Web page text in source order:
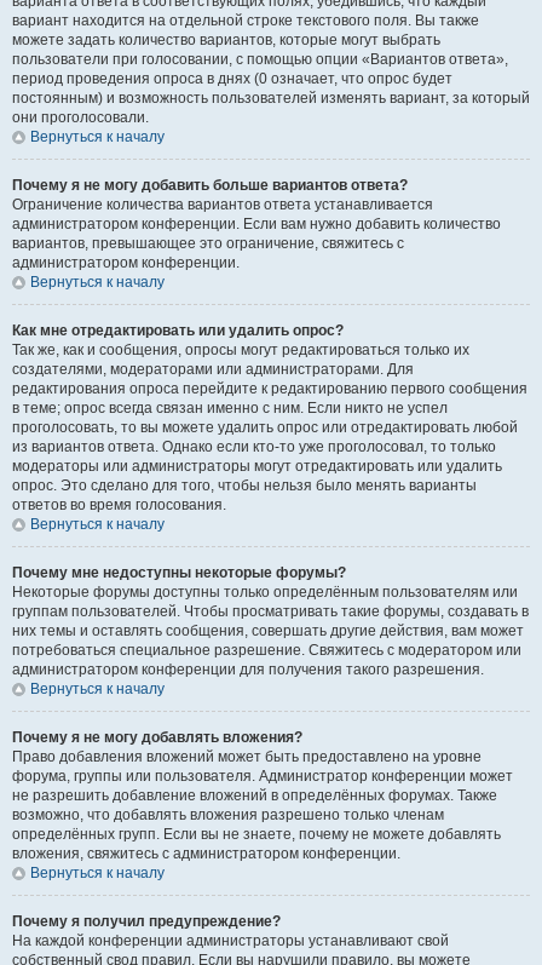
вариант находится на отдельной строке текстового поля. Вы также
можете задать количество вариантов, которые могут выбрать
пользователи при голосовании, с помощью опции «Вариантов ответа»,
период проведения опроса в днях (0 означает, что опрос будет
постоянным) и возможность пользователей изменять вариант, за который
они проголосовали.
Вернуться к началу
Почему я не могу добавить больше вариантов ответа?
Ограничение количества вариантов ответа устанавливается
администратором конференции. Если вам нужно добавить количество
вариантов, превышающее это ограничение, свяжитесь с
администратором конференции.
Вернуться к началу
Как мне отредактировать или удалить опрос?
Так же, как и сообщения, опросы могут редактироваться только их
создателями, модераторами или администраторами. Для
редактирования опроса перейдите к редактированию первого сообщения
в теме; опрос всегда связан именно с ним. Если никто не успел
проголосовать, то вы можете удалить опрос или отредактировать любой
из вариантов ответа. Однако если кто-то уже проголосовал, то только
модераторы или администраторы могут отредактировать или удалить
опрос. Это сделано для того, чтобы нельзя было менять варианты
ответов во время голосования.
Вернуться к началу
Почему мне недоступны некоторые форумы?
Некоторые форумы доступны только определённым пользователям или
группам пользователей. Чтобы просматривать такие форумы, создавать в
них темы и оставлять сообщения, совершать другие действия, вам может
потребоваться специальное разрешение. Свяжитесь с модератором или
администратором конференции для получения такого разрешения.
Вернуться к началу
Почему я не могу добавлять вложения?
Право добавления вложений может быть предоставлено на уровне
форума, группы или пользователя. Администратор конференции может
не разрешить добавление вложений в определённых форумах. Также
возможно, что добавлять вложения разрешено только членам
определённых групп. Если вы не знаете, почему не можете добавлять
вложения, свяжитесь с администратором конференции.
Вернуться к началу
Почему я получил предупреждение?
На каждой конференции администраторы устанавливают свой
собственный свод правил. Если вы нарушили правило, вы можете